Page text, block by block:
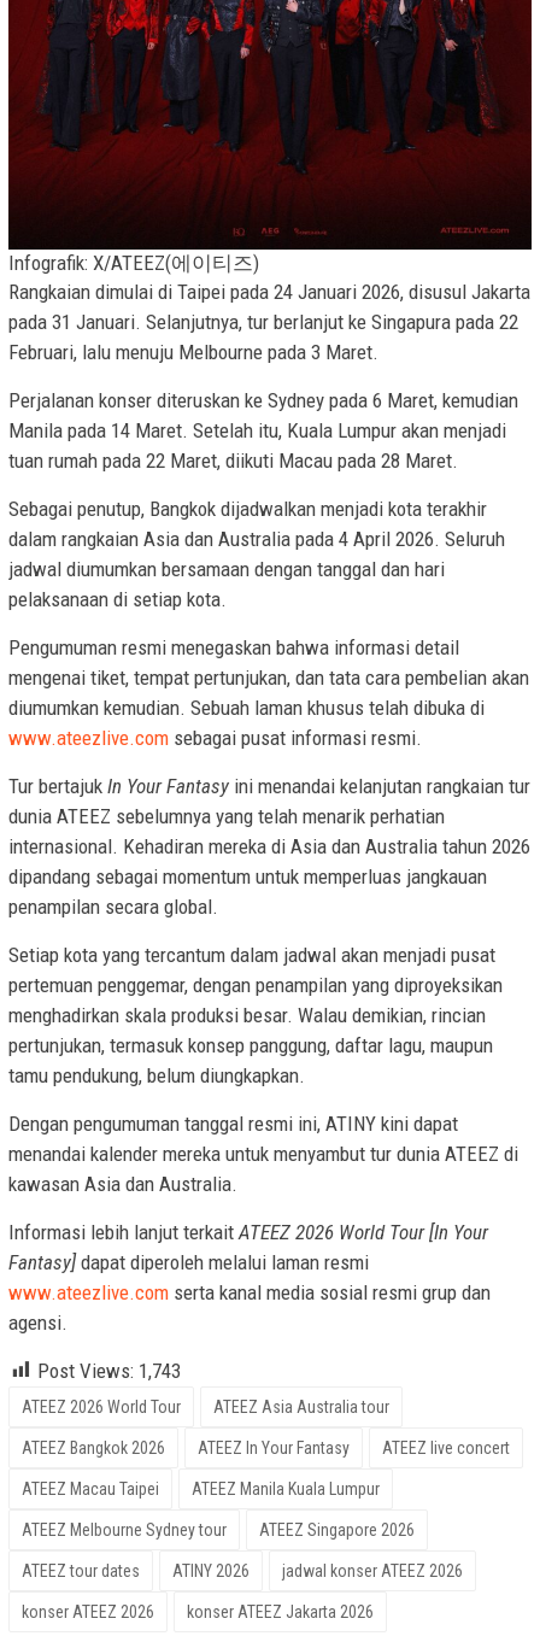
Infografik: X/ATEEZ(에이티즈)
Rangkaian dimulai di Taipei pada 24 Januari 2026, disusul Jakarta
pada 31 Januari. Selanjutnya, tur berlanjut ke Singapura pada 22
Februari, lalu menuju Melbourne pada 3 Maret.
Perjalanan konser diteruskan ke Sydney pada 6 Maret, kemudian
Manila pada 14 Maret. Setelah itu, Kuala Lumpur akan menjadi
tuan rumah pada 22 Maret, diikuti Macau pada 28 Maret.
Sebagai penutup, Bangkok dijadwalkan menjadi kota terakhir
dalam rangkaian Asia dan Australia pada 4 April 2026. Seluruh
jadwal diumumkan bersamaan dengan tanggal dan hari
pelaksanaan di setiap kota.
Pengumuman resmi menegaskan bahwa informasi detail
mengenai tiket, tempat pertunjukan, dan tata cara pembelian akan
diumumkan kemudian. Sebuah laman khusus telah dibuka di
www.ateezlive.com sebagai pusat informasi resmi.
Tur bertajuk In Your Fantasy ini menandai kelanjutan rangkaian tur
dunia ATEEZ sebelumnya yang telah menarik perhatian
internasional. Kehadiran mereka di Asia dan Australia tahun 2026
dipandang sebagai momentum untuk memperluas jangkauan
penampilan secara global.
Setiap kota yang tercantum dalam jadwal akan menjadi pusat
pertemuan penggemar, dengan penampilan yang diproyeksikan
menghadirkan skala produksi besar. Walau demikian, rincian
pertunjukan, termasuk konsep panggung, daftar lagu, maupun
tamu pendukung, belum diungkapkan.
Dengan pengumuman tanggal resmi ini, ATINY kini dapat
menandai kalender mereka untuk menyambut tur dunia ATEEZ di
kawasan Asia dan Australia.
Informasi lebih lanjut terkait ATEEZ 2026 World Tour [In Your
Fantasy]dapat diperoleh melalui laman resmi
www.ateezlive.com serta kanal media sosial resmi grup dan
agensi.
Post Views: 1,743
ATEEZ 2026 World Tour ATEEZ Asia Australia tour
ATEEZ Bangkok 2026 ATEEZ In Your Fantasy ATEEZ live concert
ATEEZ Macau Taipei ATEEZ Manila Kuala Lumpur
ATEEZ Melbourne Sydney tour ATEEZ Singapore 2026
ATEEZ tour dates ATINY 2026 jadwal konser ATEEZ 2026
konser ATEEZ 2026 konser ATEEZ Jakarta 2026